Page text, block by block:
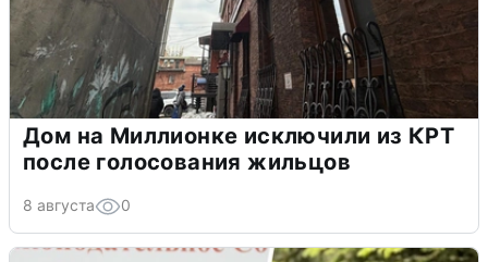
Дом на Миллионке исключили из КРТ
после голосования жильцов
8 августа 0